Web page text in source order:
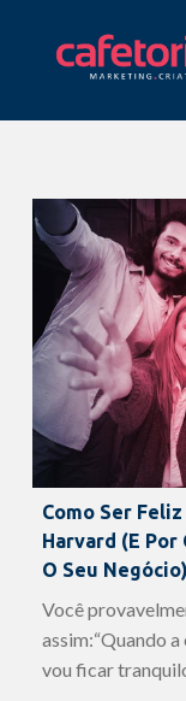
Como Ser
Harvard (e Por
O Seu Negócio)
Você
assim:“Quando
vou ficar